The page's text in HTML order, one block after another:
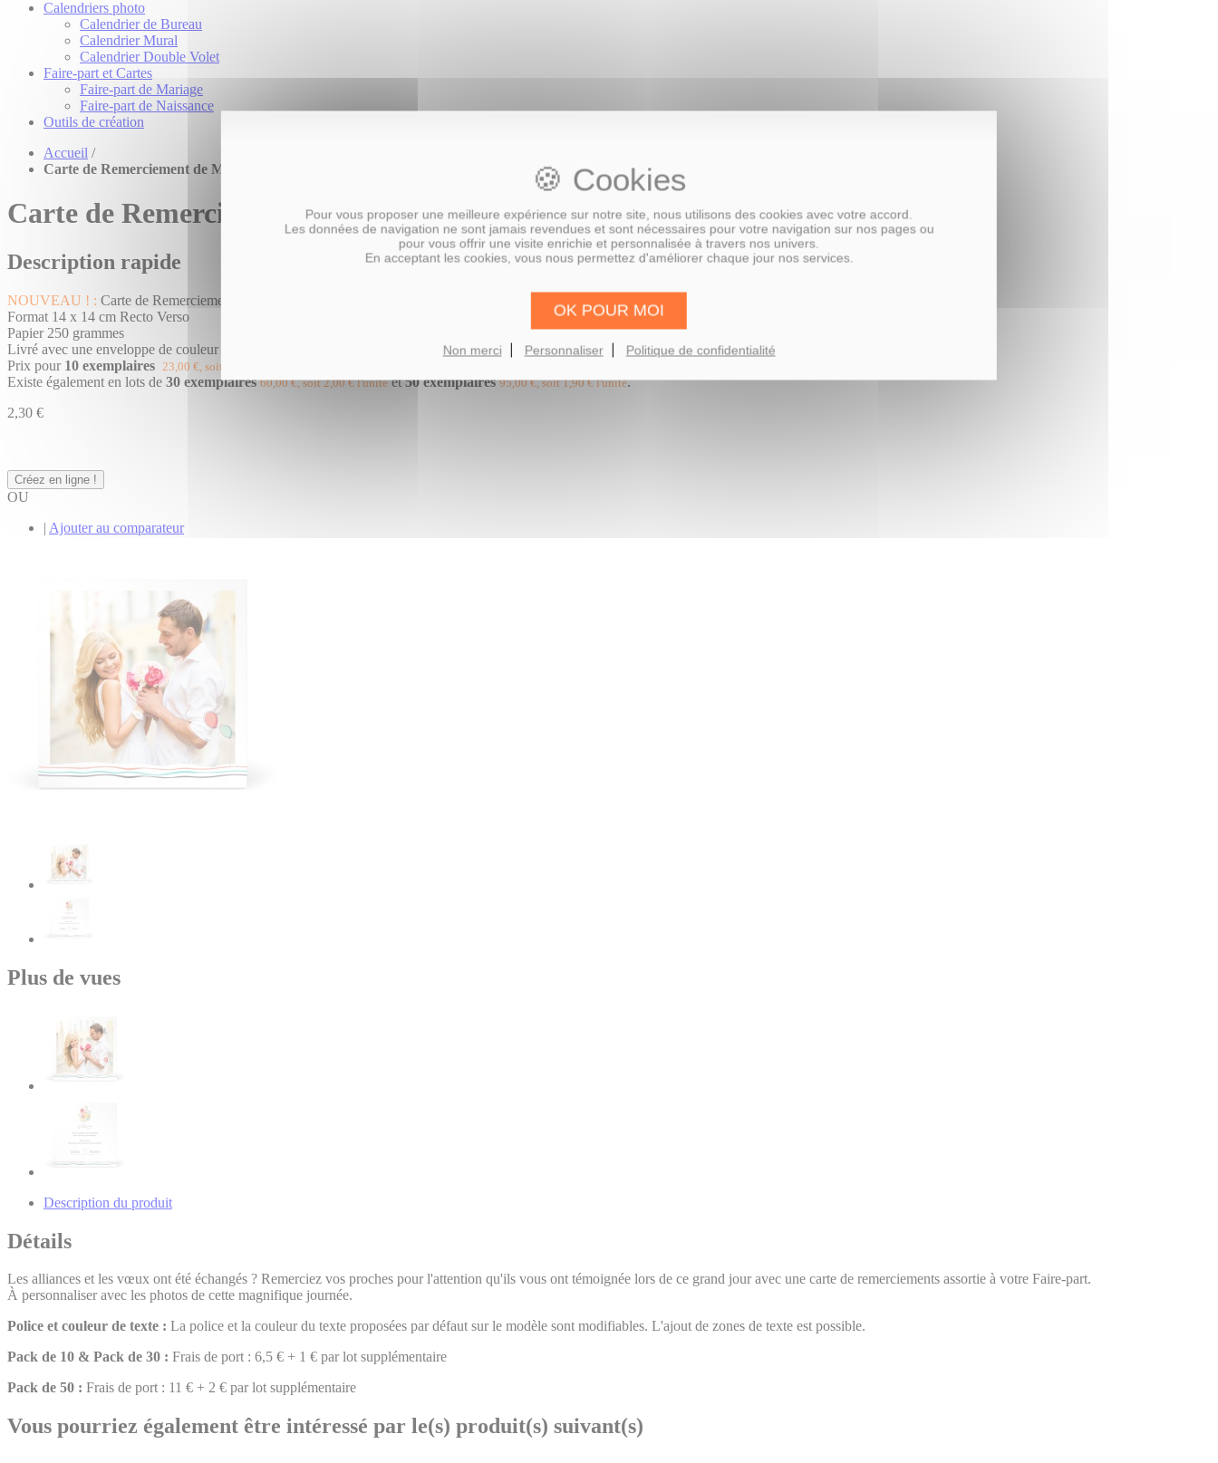
Pour vous proposer une meilleure expérience sur notre site, nous utilisons des cookies avec votre accord.
Les données de navigation ne sont jamais revendues et sont nécessaires pour votre navigation sur nos pages ou
pour vous offrir une visite enrichie et personnalisée à travers nos univers.
En acceptant les cookies, vous nous permettez d'améliorer chaque jour nos services.
OK POUR MOI
Non merci Personnaliser Politique de confidentialité
Calendriers photo
Calendrier de Bureau
Calendrier Mural
Calendrier Double Volet
Faire-part et Cartes
Faire-part de Mariage
Faire-part de Naissance
Outils de création
Accueil /
Carte de Remerciement de Mariage Thème Festif
Carte de Remerciement de Mariage Thème Festif
Description rapide
NOUVEAU ! : Carte de Remerciements
Format 14 x 14 cm Recto Verso
Papier 250 grammes
Livré avec une enveloppe de couleur blanche
Prix pour 10 exemplaires 23,00 €, soit 2,30 € l'unité
Existe également en lots de 30 exemplaires 60,00 €, soit 2,00 € l'unitéet50 exemplaires 95,00 €, soit 1,90 € l'unité.
2,30 €
Créez en ligne !
OU
| Ajouter au comparateur
Plus de vues
Description du produit
Détails
Les alliances et les vœux ont été échangés ? Remerciez vos proches pour l'attention qu'ils vous ont témoignée lors de ce grand jour avec une carte de remerciements assortie à votre Faire-part.
À personnaliser avec les photos de cette magnifique journée.
Police et couleur de texte : La police et la couleur du texte proposées par défaut sur le modèle sont modifiables. L'ajout de zones de texte est possible.
Pack de 10 & Pack de 30 : Frais de port : 6,5 € + 1 € par lot supplémentaire
Pack de 50 : Frais de port : 11 € + 2 € par lot supplémentaire
Vous pourriez également être intéressé par le(s) produit(s) suivant(s)